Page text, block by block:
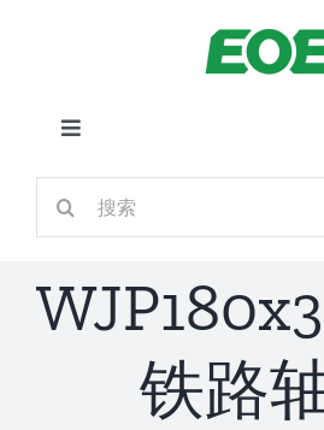
切
换
导
航
首页
铁路